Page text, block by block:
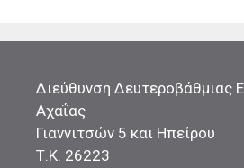
Διεύθυνση Δευτεροβάθμιας
Αχαΐας
Γιαννιτσών 5 και Ηπείρου
Τ.Κ. 26223